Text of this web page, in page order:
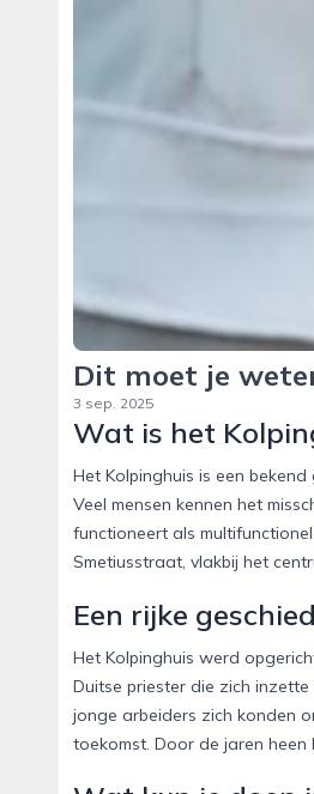
Dit moet je
3 sep. 2025
Wat is het
Het Kolpinghuis is een
Veel mensen kennen het
functioneert als
Smetiusstraat, vlakbij het
Een rijke
Het Kolpinghuis werd
Duitse priester die zich
jonge arbeiders zich konden
toekomst. Door de jaren